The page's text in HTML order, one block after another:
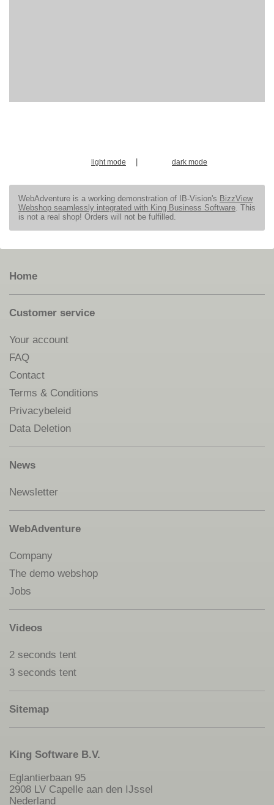
light mode dark mode
WebAdventure is a working demonstration of IB-Vision's BizzView
Webshop seamlessly integrated with King Business Software. This
is not a real shop! Orders will not be fulfilled.
Home
Customer service
Your account
FAQ
Contact
Terms & Conditions
Privacybeleid
Data Deletion
News
Newsletter
WebAdventure
Company
The demo webshop
Jobs
Videos
2 seconds tent
3 seconds tent
Sitemap
King Software B.V.
Eglantierbaan 95
2908 LV Capelle aan den IJssel
Nederland